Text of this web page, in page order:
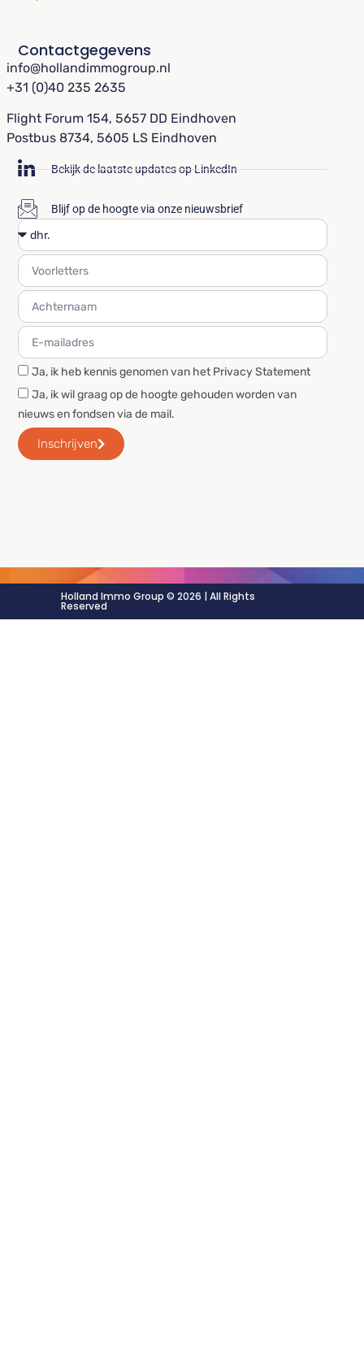
Contactgegevens
info@hollandimmogroup.nl
+31 (0)40 235 2635
Flight Forum 154, 5657 DD Eindhoven
Postbus 8734, 5605 LS Eindhoven
Bekijk de laatste updates op LinkedIn
Blijf op de hoogte via onze nieuwsbrief
Ja, ik heb kennis genomen van het Privacy Statement
Ja, ik wil graag op de hoogte gehouden worden van
nieuws en fondsen via de mail.
Inschrijven
Holland Immo Group © 2026 | All Rights
Reserved